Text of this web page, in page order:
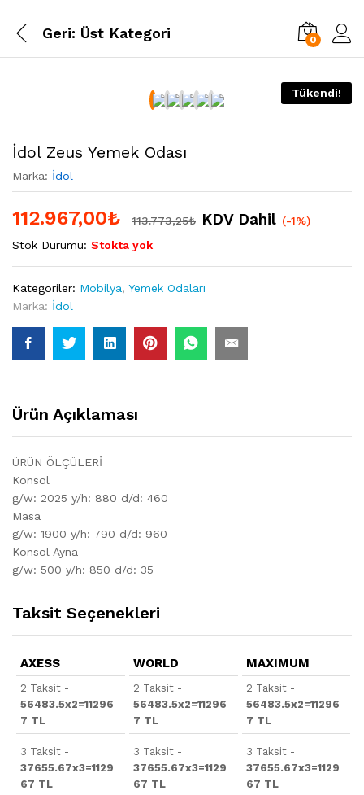
Geri: Üst Kategori 0
Tükendi!
İdol Zeus Yemek Odası
Marka: İdol
112.967,00₺ 113.773,25₺ KDV Dahil (-1%)
Stok Durumu: Stokta yok
Kategoriler: Mobilya, Yemek Odaları
Marka: İdol
Ürün Açıklaması
ÜRÜN ÖLÇÜLERİ
Konsol
g/w: 2025 y/h: 880 d/d: 460
Masa
g/w: 1900 y/h: 790 d/d: 960
Konsol Ayna
g/w: 500 y/h: 850 d/d: 35
Taksit Seçenekleri
AXESS
2 Taksit -
56483.5x2=11296
7 TL
3 Taksit -
37655.67x3=1129
67 TL
WORLD
2 Taksit -
56483.5x2=11296
7 TL
3 Taksit -
37655.67x3=1129
67 TL
MAXIMUM
2 Taksit -
56483.5x2=11296
7 TL
3 Taksit -
37655.67x3=1129
67 TL